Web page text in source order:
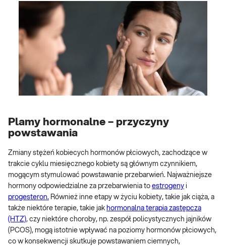
Plamy hormonalne – przyczyny
powstawania
Zmiany stężeń kobiecych hormonów płciowych, zachodzące w
trakcie cyklu miesięcznego kobiety są głównym czynnikiem,
mogącym stymulować powstawanie przebarwień. Najważniejsze
hormony odpowiedzialne za przebarwienia to estrogeny i
progesteron. Również inne etapy w życiu kobiety, takie jak ciąża, a
także niektóre terapie, takie jak hormonalna terapia zastępcza
(HTZ), czy niektóre choroby, np. zespół policystycznych jajników
(PCOS), mogą istotnie wpływać na poziomy hormonów płciowych,
co w konsekwencji skutkuje powstawaniem ciemnych,